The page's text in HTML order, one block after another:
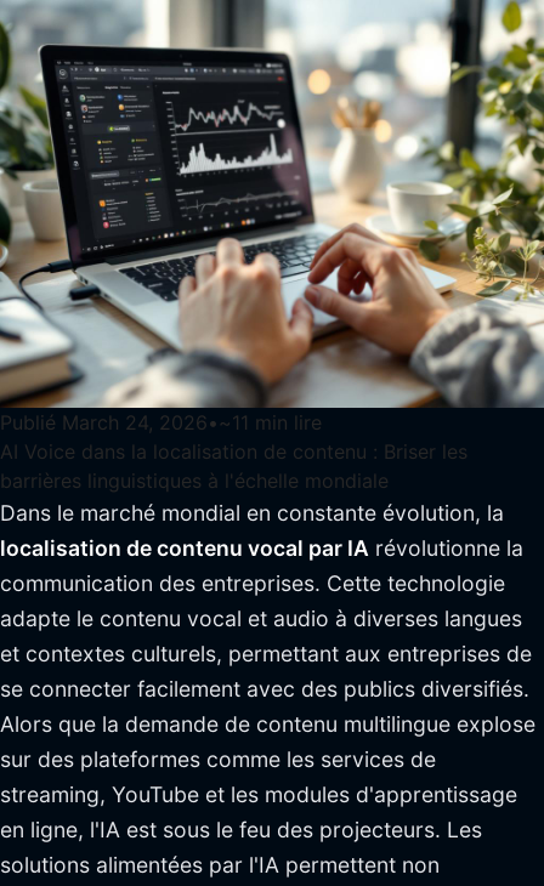
Publié March 24, 2026• ~11 min lire
AI Voice dans la localisation de contenu : Briser les
barrières linguistiques à l'échelle mondiale
Dans le marché mondial en constante évolution, la
localisation de contenu vocal par IA révolutionne la
communication des entreprises. Cette technologie
adapte le contenu vocal et audio à diverses langues
et contextes culturels, permettant aux entreprises de
se connecter facilement avec des publics diversifiés.
Alors que la demande de contenu multilingue explose
sur des plateformes comme les services de
streaming, YouTube et les modules d'apprentissage
en ligne, l'IA est sous le feu des projecteurs. Les
solutions alimentées par l'IA permettent non